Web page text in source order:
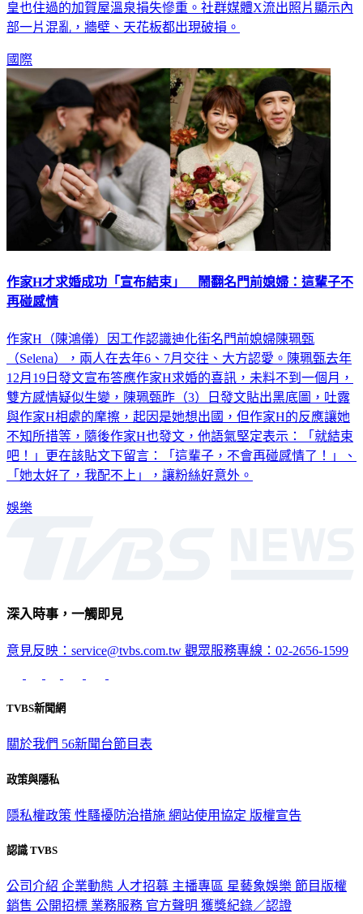
皇也住過的加賀屋溫泉損失慘重。社群媒體X流出照片顯示內
部一片混亂，牆壁、天花板都出現破損。
國際
作家H才求婚成功「宣布結束」 鬧翻名門前媳婦：這輩子不
再碰感情
作家H（陳鴻儀）因工作認識迪化街名門前媳婦陳珮甄
（Selena），兩人在去年6、7月交往、大方認愛。陳珮甄去年
12月19日發文宣布答應作家H求婚的喜訊，未料不到一個月，
雙方感情疑似生變，陳珮甄昨（3）日發文貼出黑底圖，吐露
與作家H相處的摩擦，起因是她想出國，但作家H的反應讓她
不知所措等，隨後作家H也發文，他語氣堅定表示：「就結束
吧！」更在該貼文下留言：「這輩子，不會再碰感情了！」、
「她太好了，我配不上」，讓粉絲好意外。
娛樂
深入時事，一觸即見
意見反映：service@tvbs.com.tw 觀眾服務專線：02-2656-1599
TVBS新聞網
關於我們 56新聞台節目表
政策與隱私
隱私權政策 性騷擾防治措施 網站使用協定 版權宣告
認識 TVBS
公司介紹 企業動態 人才招募 主播專區 星藝象娛樂 節目版權
銷售 公開招標 業務服務 官方聲明 獲獎紀錄／認證